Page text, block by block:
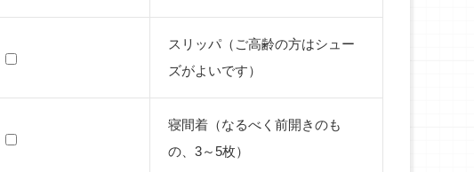
スリッパ（ご高齢の方はシュー
ズがよいです）
寝間着（なるべく前開きのも
の、3～5枚）